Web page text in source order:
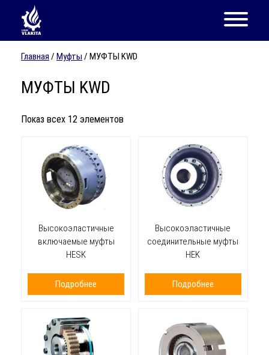
Главная / Муфты / МУФТЫ KWD
МУФТЫ KWD
Показ всех 12 элементов
Высокоэластичные
включаемые муфты
HESK
Подробнее
Высокоэластичные
соединительные муфты
HEK
Подробнее